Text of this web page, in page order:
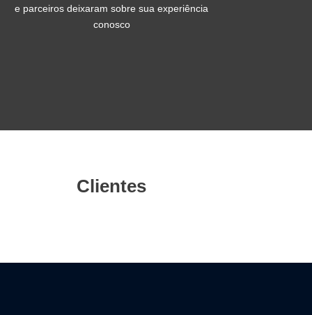
e parceiros deixaram sobre sua experiência
conosco
Clientes